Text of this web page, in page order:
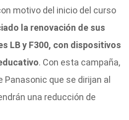
motivo del inicio del curso
la renovación de sus
LB y F300, con dispositivos
. Con esta campaña,
Panasonic que se dirijan al
una reducción de